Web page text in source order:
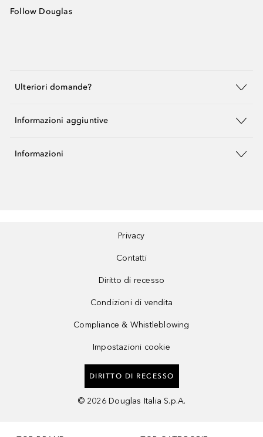
Follow Douglas
Ulteriori domande?
Informazioni aggiuntive
Informazioni
Privacy
Contatti
Diritto di recesso
Condizioni di vendita
Compliance & Whistleblowing
Impostazioni cookie
DIRITTO DI RECESSO
© 2026 Douglas Italia S.p.A.